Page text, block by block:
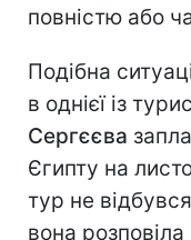
повністю або
Подібна
в однієї із
Сергєєва
Єгипту на
тур не
вона